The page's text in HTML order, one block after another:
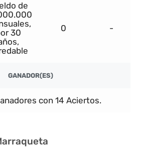
de
30
0 -
GANADOR(ES)
con 14 Aciertos.